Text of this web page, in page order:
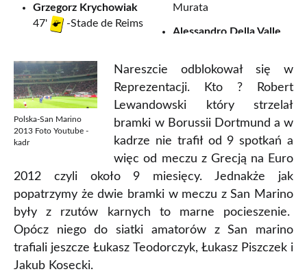
Grzegorz Krychowiak
47'
-Stade de Reims
Legia Warszawa
Kamil Glikdo 46' -
Torino FC
od 46'Jakub Kosecki-
Adrian Mierzejewski
Trabzonspor
Kamil Grosicki
-
Sivasspor
Arkadiusz Milikdo 54'
59' -Bayer 04
Murata
Alessandro Della Valle
Folgore/Falciano
Gianluca Bollini
do 57' -
SP La Fiorita
od 57'Simone
Bacciocchi -SS San
Giovanni
Matteo Vitaioli-FC
Fiorentino
Fabio Bollini68'
-SP
La Fiorita
Polska-San Marino
2013 Foto Youtube -
kadr
Nareszcie odblokował się w
Reprezentacji. Kto ? Robert
Lewandowski który strzelał
bramki w Borussii Dortmund a w
kadrze nie trafił od 9 spotkań a
więc od meczu z Grecją na Euro
2012 czyli około 9 miesięcy. Jednakże jak
popatrzymy że dwie bramki w meczu z San Marino
były z rzutów karnych to marne pocieszenie.
Opócz niego do siatki amatorów z San marino
trafiali jeszcze Łukasz Teodorczyk, Łukasz Piszczek i
Jakub Kosecki.